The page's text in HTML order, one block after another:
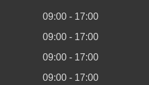
09:00 - 17:00
09:00 - 17:00
09:00 - 17:00
09:00 - 17:00